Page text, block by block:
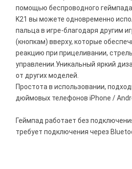
помощью беспроводного геймпада
K21 вы можете одновременно
пальца в игре-благодаря другим
(кнопкам) вверху, которые
реакцию при прицеливании,
управлении.Уникальный яркий
от других моделей.
Простота в использовании,
дюймовых телефонов iPhone /
Геймпад работает без
требует подключения через